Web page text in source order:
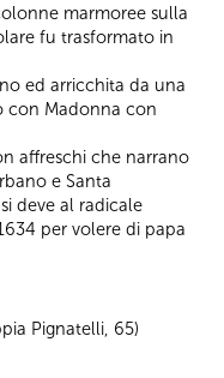
marmoree sulla
fu trasformato in
ed arricchita da una
con Madonna con
affreschi che narrano
e Santa
deve al radicale
per volere di papa
Pignatelli, 65)